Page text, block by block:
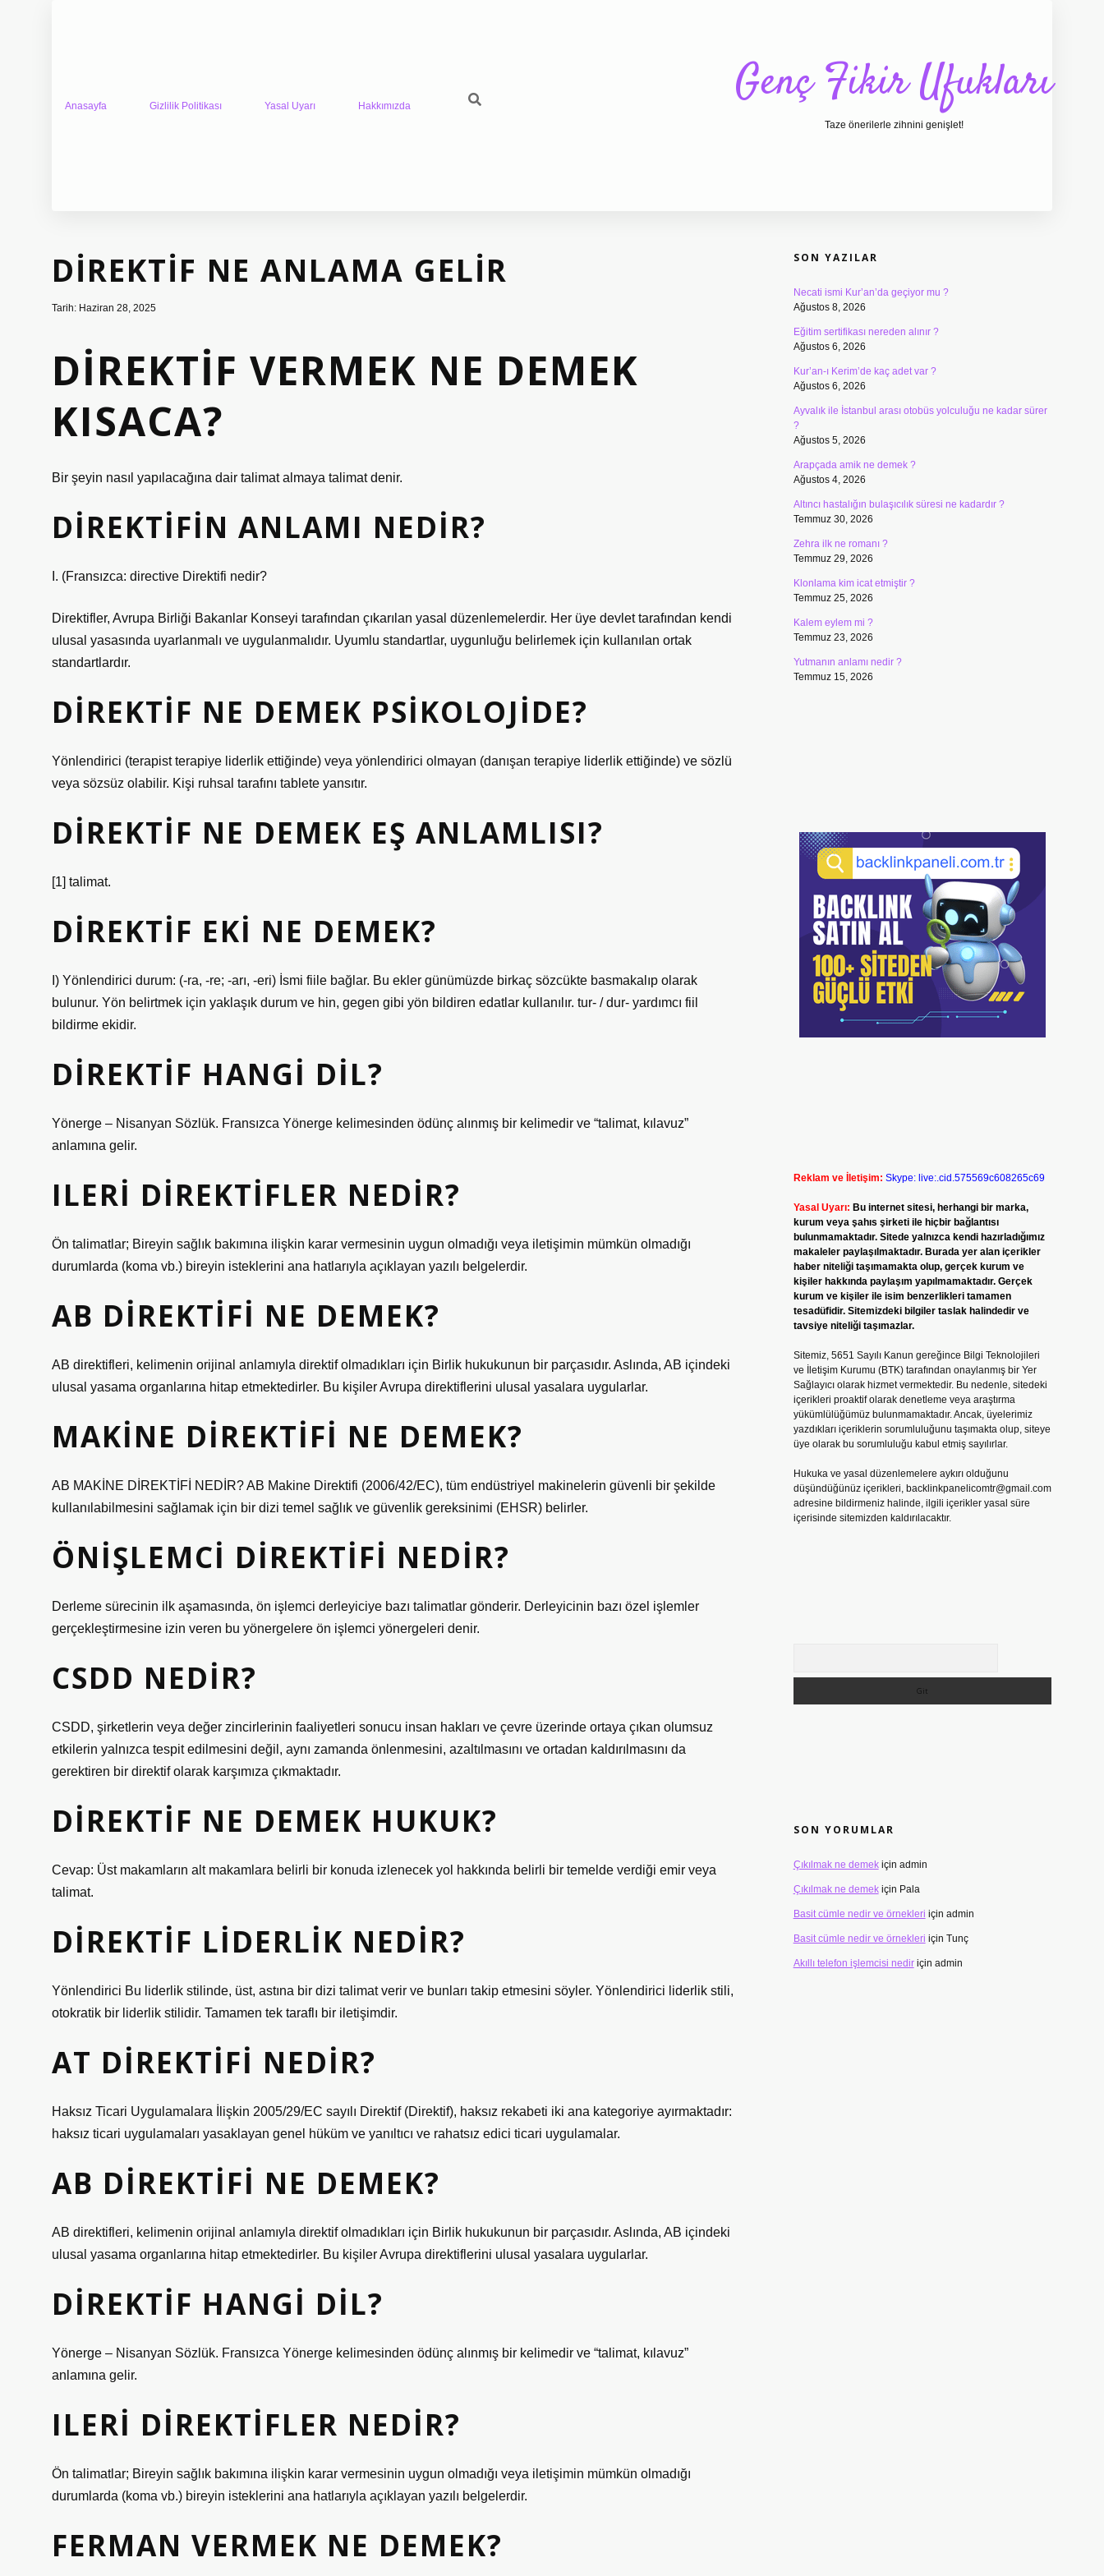
Anasayfa Gizlilik Politikası Yasal Uyarı Hakkımızda Genç Fikir Ufukları
Taze önerilerle zihnini genişlet!
DIREKTIF NE ANLAMA GELIR
Tarih: Haziran 28, 2025
DIREKTIF VERMEK NE DEMEK
KISACA?
Bir şeyin nasıl yapılacağına dair talimat almaya talimat denir.
DIREKTIFIN ANLAMI NEDIR?
I. (Fransızca: directive Direktifi nedir?
Direktifler, Avrupa Birliği Bakanlar Konseyi tarafından çıkarılan yasal düzenlemelerdir. Her üye devlet tarafından kendi
ulusal yasasında uyarlanmalı ve uygulanmalıdır. Uyumlu standartlar, uygunluğu belirlemek için kullanılan ortak
standartlardır.
DIREKTIF NE DEMEK PSIKOLOJIDE?
Yönlendirici (terapist terapiye liderlik ettiğinde) veya yönlendirici olmayan (danışan terapiye liderlik ettiğinde) ve sözlü
veya sözsüz olabilir. Kişi ruhsal tarafını tablete yansıtır.
DIREKTIF NE DEMEK EŞ ANLAMLISI?
[1] talimat.
DIREKTIF EKI NE DEMEK?
I) Yönlendirici durum: (-ra, -re; -arı, -eri) İsmi fiile bağlar. Bu ekler günümüzde birkaç sözcükte basmakalıp olarak
bulunur. Yön belirtmek için yaklaşık durum ve hin, gegen gibi yön bildiren edatlar kullanılır. tur- / dur- yardımcı fiil
bildirme ekidir.
DIREKTIF HANGI DIL?
Yönerge – Nisanyan Sözlük. Fransızca Yönerge kelimesinden ödünç alınmış bir kelimedir ve “talimat, kılavuz”
anlamına gelir.
ILERI DIREKTIFLER NEDIR?
Ön talimatlar; Bireyin sağlık bakımına ilişkin karar vermesinin uygun olmadığı veya iletişimin mümkün olmadığı
durumlarda (koma vb.) bireyin isteklerini ana hatlarıyla açıklayan yazılı belgelerdir.
AB DIREKTIFI NE DEMEK?
AB direktifleri, kelimenin orijinal anlamıyla direktif olmadıkları için Birlik hukukunun bir parçasıdır. Aslında, AB içindeki
ulusal yasama organlarına hitap etmektedirler. Bu kişiler Avrupa direktiflerini ulusal yasalara uygularlar.
MAKINE DIREKTIFI NE DEMEK?
AB MAKİNE DİREKTİFİ NEDİR? AB Makine Direktifi (2006/42/EC), tüm endüstriyel makinelerin güvenli bir şekilde
kullanılabilmesini sağlamak için bir dizi temel sağlık ve güvenlik gereksinimi (EHSR) belirler.
ÖNIŞLEMCI DIREKTIFI NEDIR?
Derleme sürecinin ilk aşamasında, ön işlemci derleyiciye bazı talimatlar gönderir. Derleyicinin bazı özel işlemler
gerçekleştirmesine izin veren bu yönergelere ön işlemci yönergeleri denir.
CSDD NEDIR?
CSDD, şirketlerin veya değer zincirlerinin faaliyetleri sonucu insan hakları ve çevre üzerinde ortaya çıkan olumsuz
etkilerin yalnızca tespit edilmesini değil, aynı zamanda önlenmesini, azaltılmasını ve ortadan kaldırılmasını da
gerektiren bir direktif olarak karşımıza çıkmaktadır.
DIREKTIF NE DEMEK HUKUK?
Cevap: Üst makamların alt makamlara belirli bir konuda izlenecek yol hakkında belirli bir temelde verdiği emir veya
talimat.
DIREKTIF LIDERLIK NEDIR?
Yönlendirici Bu liderlik stilinde, üst, astına bir dizi talimat verir ve bunları takip etmesini söyler. Yönlendirici liderlik stili,
otokratik bir liderlik stilidir. Tamamen tek taraflı bir iletişimdir.
AT DIREKTIFI NEDIR?
Haksız Ticari Uygulamalara İlişkin 2005/29/EC sayılı Direktif (Direktif), haksız rekabeti iki ana kategoriye ayırmaktadır:
haksız ticari uygulamaları yasaklayan genel hüküm ve yanıltıcı ve rahatsız edici ticari uygulamalar.
AB DIREKTIFI NE DEMEK?
AB direktifleri, kelimenin orijinal anlamıyla direktif olmadıkları için Birlik hukukunun bir parçasıdır. Aslında, AB içindeki
ulusal yasama organlarına hitap etmektedirler. Bu kişiler Avrupa direktiflerini ulusal yasalara uygularlar.
DIREKTIF HANGI DIL?
Yönerge – Nisanyan Sözlük. Fransızca Yönerge kelimesinden ödünç alınmış bir kelimedir ve “talimat, kılavuz”
anlamına gelir.
ILERI DIREKTIFLER NEDIR?
Ön talimatlar; Bireyin sağlık bakımına ilişkin karar vermesinin uygun olmadığı veya iletişimin mümkün olmadığı
durumlarda (koma vb.) bireyin isteklerini ana hatlarıyla açıklayan yazılı belgelerdir.
FERMAN VERMEK NE DEMEK?
SON YAZILAR
Necati ismi Kur’an’da geçiyor mu ?
Ağustos 8, 2026
Eğitim sertifikası nereden alınır ?
Ağustos 6, 2026
Kur’an-ı Kerim’de kaç adet var ?
Ağustos 6, 2026
Ayvalık ile İstanbul arası otobüs yolculuğu ne kadar sürer
?
Ağustos 5, 2026
Arapçada amik ne demek ?
Ağustos 4, 2026
Altıncı hastalığın bulaşıcılık süresi ne kadardır ?
Temmuz 30, 2026
Zehra ilk ne romanı ?
Temmuz 29, 2026
Klonlama kim icat etmiştir ?
Temmuz 25, 2026
Kalem eylem mi ?
Temmuz 23, 2026
Yutmanın anlamı nedir ?
Temmuz 15, 2026
Reklam ve İletişim: Skype: live:.cid.575569c608265c69
Yasal Uyarı: Bu internet sitesi, herhangi bir marka,
kurum veya şahıs şirketi ile hiçbir bağlantısı
bulunmamaktadır. Sitede yalnızca kendi hazırladığımız
makaleler paylaşılmaktadır. Burada yer alan içerikler
haber niteliği taşımamakta olup, gerçek kurum ve
kişiler hakkında paylaşım yapılmamaktadır. Gerçek
kurum ve kişiler ile isim benzerlikleri tamamen
tesadüfidir. Sitemizdeki bilgiler taslak halindedir ve
tavsiye niteliği taşımazlar.
Sitemiz, 5651 Sayılı Kanun gereğince Bilgi Teknolojileri
ve İletişim Kurumu (BTK) tarafından onaylanmış bir Yer
Sağlayıcı olarak hizmet vermektedir. Bu nedenle, sitedeki
içerikleri proaktif olarak denetleme veya araştırma
yükümlülüğümüz bulunmamaktadır. Ancak, üyelerimiz
yazdıkları içeriklerin sorumluluğunu taşımakta olup, siteye
üye olarak bu sorumluluğu kabul etmiş sayılırlar.
Hukuka ve yasal düzenlemelere aykırı olduğunu
düşündüğünüz içerikleri, backlinkpanelicomtr@gmail.com
adresine bildirmeniz halinde, ilgili içerikler yasal süre
içerisinde sitemizden kaldırılacaktır.
SON YORUMLAR
Çıkılmak ne demekiçin admin
Çıkılmak ne demekiçin Pala
Basit cümle nedir ve örnekleri için admin
Basit cümle nedir ve örnekleri için Tunç
Akıllı telefon işlemcisi nediriçin admin